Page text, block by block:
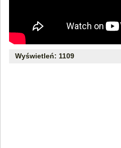
Wyświetleń: 1109